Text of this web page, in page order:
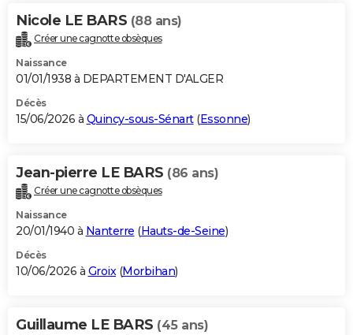
Nicole LE BARS (88 ans)
Créer une cagnotte obsèques
Naissance
01/01/1938 à DEPARTEMENT D'ALGER
Décès
15/06/2026 à Quincy-sous-Sénart(Essonne)
Jean-pierre LE BARS (86 ans)
Créer une cagnotte obsèques
Naissance
20/01/1940 à Nanterre (Hauts-de-Seine)
Décès
10/06/2026 à Groix(Morbihan)
Guillaume LE BARS (45 ans)